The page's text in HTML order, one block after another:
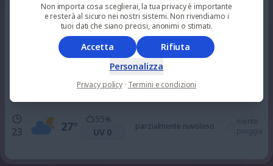
33°
100%
UV 3
° %
UV 0
parzialmente nuvoloso
23 27°
55%
UV 0
parzialmente nuvoloso
niente
pioggia
Non importa cosa sceglierai, la tua privacy è importante
e resterà al sicuro nei nostri sistemi. Non rivendiamo i
tuoi dati che siano precisi, anonimi o stimati.
Accetta
Rifiuta
Personalizza
Privacy policy · Termini e condizioni